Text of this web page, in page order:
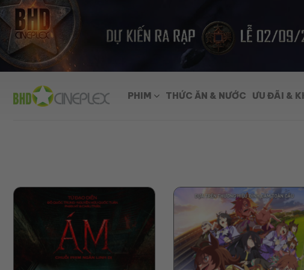
Skip
to
content
PHIM THỨC ĂN & NƯỚC ƯU ĐÃI &